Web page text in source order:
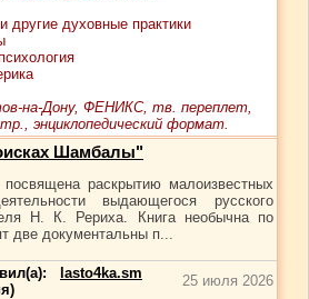
другие духовные практики
на-Дону, ФЕНИКС, тв. переплет,
энциклопедический формат.
Шамбалы"
раскрытию малоизвестных
выдающегося русского
Н. К. Рериха. Книга необычна по
две документальны п...
lasto4ka.sm
25 июля 2026